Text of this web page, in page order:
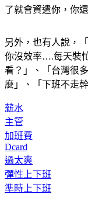
了就會資遣你，你
另外，也有人說，
你沒效率….每天裝
看？」、「台灣很
麼」、「下班不走
薪水
主管
加班費
Dcard
過太爽
彈性上下班
準時上下班